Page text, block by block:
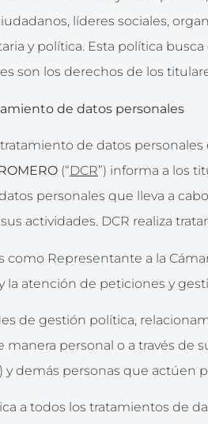
líderes sociales,
y política. Esta política
son los derechos de los
de datos personales
de datos
(“DCR”) informa a los
personales que lleva a
actividades. DCR realiza
como Representante a la
la atención de peticiones y
de gestión política,
manera personal o a través de
y demás personas que actúen
a todos los tratamientos de